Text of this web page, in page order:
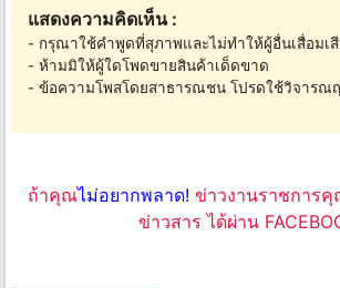
แสดงความคิดเห็น :
- กรุณาใช้คำพูดที่สุภาพและไม่ทำให้ผู้อื่นเสื่อมเ
- ห้ามมิให้ผู้ใดโพดขายสินค้าเด็ดขาด
- ข้อความโพสโดยสาธารณชน โปรดใช้วิจาร
ถ้าคุณไม่อยากพลาด! ข่าวงานราชการ
ข่าวสาร ได้ผ่าน